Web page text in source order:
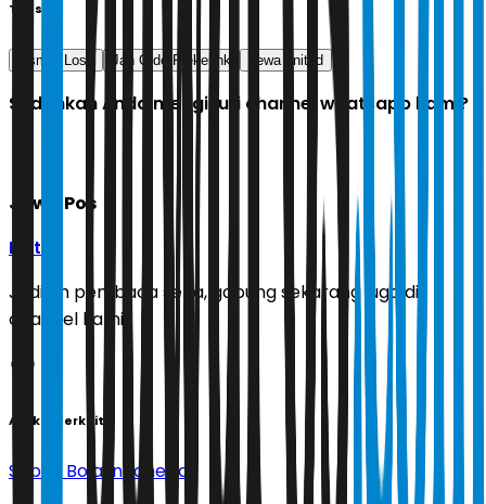
Tags
Osmar Loss Jan Olde Riekerink dewa united
Sudahkah Anda mengikuti channel whatsapp kami?
Jawa Pos
Ikuti
Jadilah pembaca setia, gabung sekarang juga di
channel kami!
Artikel Terkait
Sepak Bola Indonesia